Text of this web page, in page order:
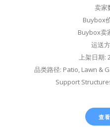
卖家
Buybox
Buybox卖
运送
上架日期:
品类路径: Patio, Lawn &
Support
查